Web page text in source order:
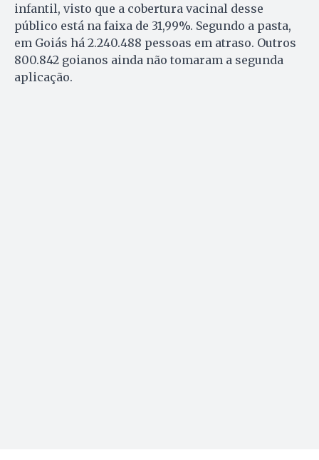
infantil, visto que a cobertura vacinal desse
público está na faixa de 31,99%. Segundo a pasta,
em Goiás há 2.240.488 pessoas em atraso. Outros
800.842 goianos ainda não tomaram a segunda
aplicação.